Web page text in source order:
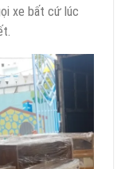
xe bất cứ lúc